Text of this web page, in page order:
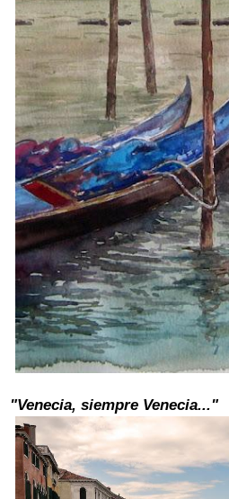
"Venecia, siempre Venecia..."